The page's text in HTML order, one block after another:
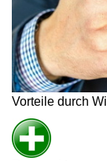
Vorteile durch